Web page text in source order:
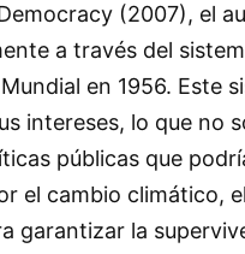
(2007), el
a través del
en 1956. Este
intereses, lo que no
públicas que
el cambio climático,
garantizar la